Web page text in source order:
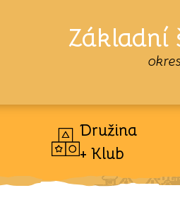
Základní
Družina
+ Klub